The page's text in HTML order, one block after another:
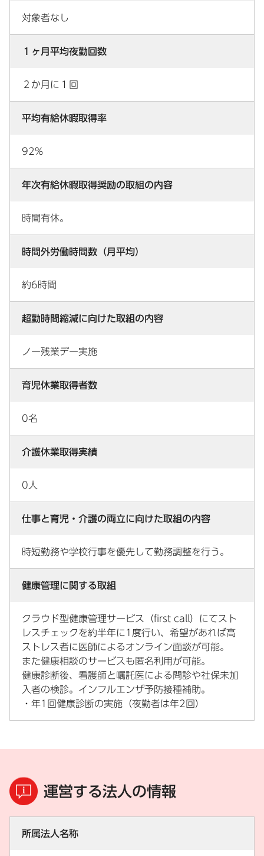
対象者なし
１ヶ月平均夜勤回数
２か月に１回
平均有給休暇取得率
92%
年次有給休暇取得奨励の取組の内容
時間有休。
時間外労働時間数（月平均）
約6時間
超勤時間縮減に向けた取組の内容
ノー残業デー実施
育児休業取得者数
0名
介護休業取得実績
0人
仕事と育児・介護の両立に向けた取組の内容
時短勤務や学校行事を優先して勤務調整を行う。
健康管理に関する取組
クラウド型健康管理サービス（first call）にてスト
レスチェックを約半年に1度行い、希望があれば高
ストレス者に医師によるオンライン面談が可能。
また健康相談のサービスも匿名利用が可能。
健康診断後、看護師と嘱託医による問診や社保未加
入者の検診。インフルエンザ予防接種補助。
・年1回健康診断の実施（夜勤者は年2回）
運営する法人の情報
所属法人名称